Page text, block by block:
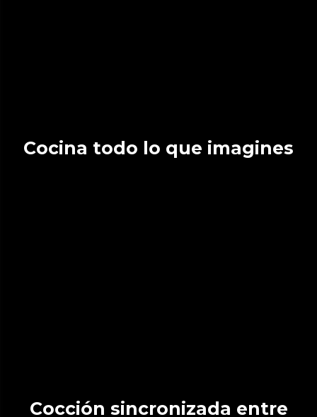
Cocina todo lo que imagines
Cocción sincronizada entre